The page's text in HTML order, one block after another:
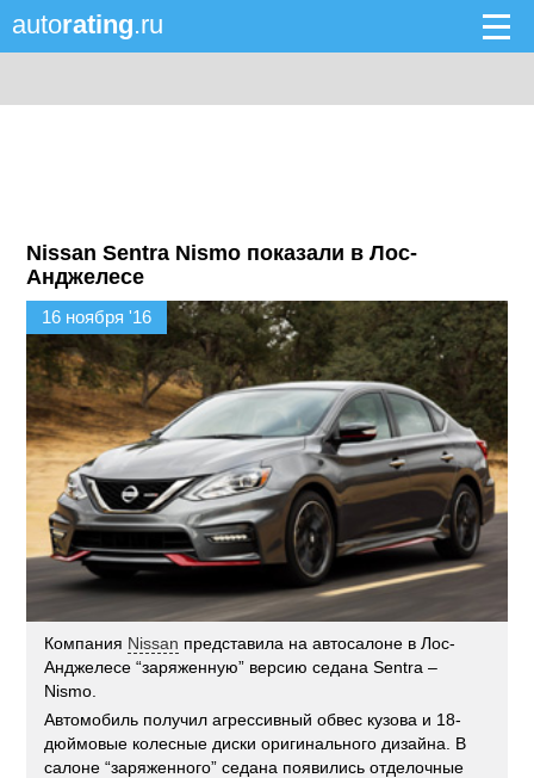
autorating.ru
Nissan Sentra Nismo показали в Лос-
Анджелесе
16 ноября '16
Компания Nissan представила на автосалоне в Лос-
Анджелесе “заряженную” версию седана Sentra –
Nismo.
Автомобиль получил агрессивный обвес кузова и 18-
дюймовые колесные диски оригинального дизайна. В
салоне “заряженного” седана появились отделочные